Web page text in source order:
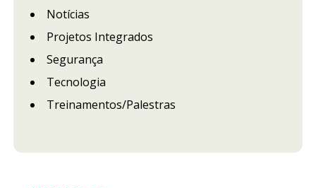
Notícias
Projetos Integrados
Segurança
Tecnologia
Treinamentos/Palestras